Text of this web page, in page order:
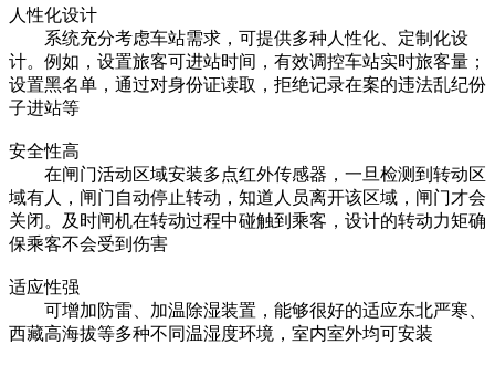
人性化设计
系统充分考虑车站需求，可提供多种人性化、定制化设
计。例如，设置旅客可进站时间，有效调控车站实时旅客量；
设置黑名单，通过对身份证读取，拒绝记录在案的违法乱纪份
子进站等
安全性高
在闸门活动区域安装多点红外传感器，一旦检测到转动区
域有人，闸门自动停止转动，知道人员离开该区域，闸门才会
关闭。及时闸机在转动过程中碰触到乘客，设计的转动力矩确
保乘客不会受到伤害
适应性强
可增加防雷、加温除湿装置，能够很好的适应东北严寒、
西藏高海拔等多种不同温湿度环境，室内室外均可安装